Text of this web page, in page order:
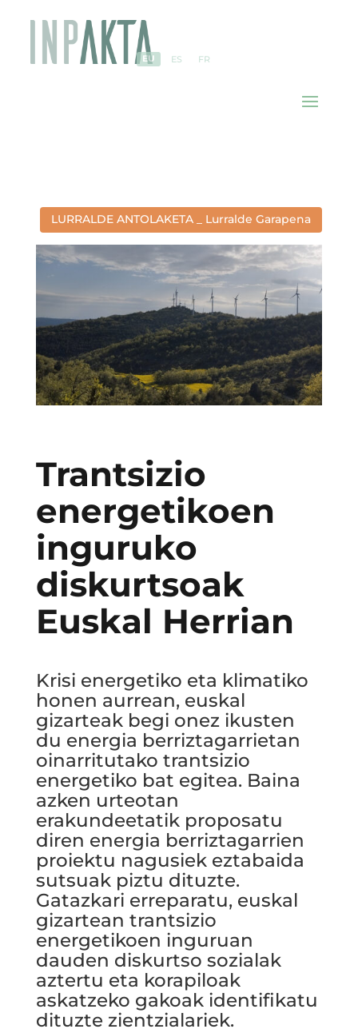
EU ES FR
LURRALDE ANTOLAKETA _ Lurralde Garapena
Trantsizio
energetikoen
inguruko
diskurtsoak
Euskal Herrian
Krisi energetiko eta klimatiko
honen aurrean, euskal
gizarteak begi onez ikusten
du energia berriztagarrietan
oinarritutako trantsizio
energetiko bat egitea. Baina
azken urteotan
erakundeetatik proposatu
diren energia berriztagarrien
proiektu nagusiek eztabaida
sutsuak piztu dituzte.
Gatazkari erreparatu, euskal
gizartean trantsizio
energetikoen inguruan
dauden diskurtso sozialak
aztertu eta korapiloak
askatzeko gakoak identifikatu
dituzte zientzialariek.